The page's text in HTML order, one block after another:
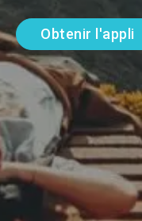
Obtenir l'appli